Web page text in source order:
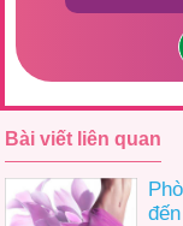
Bài viết liên quan
đến